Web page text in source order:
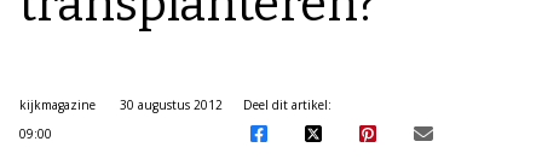
kijkmagazine
30 augustus 2012
09:00
Deel dit artikel: